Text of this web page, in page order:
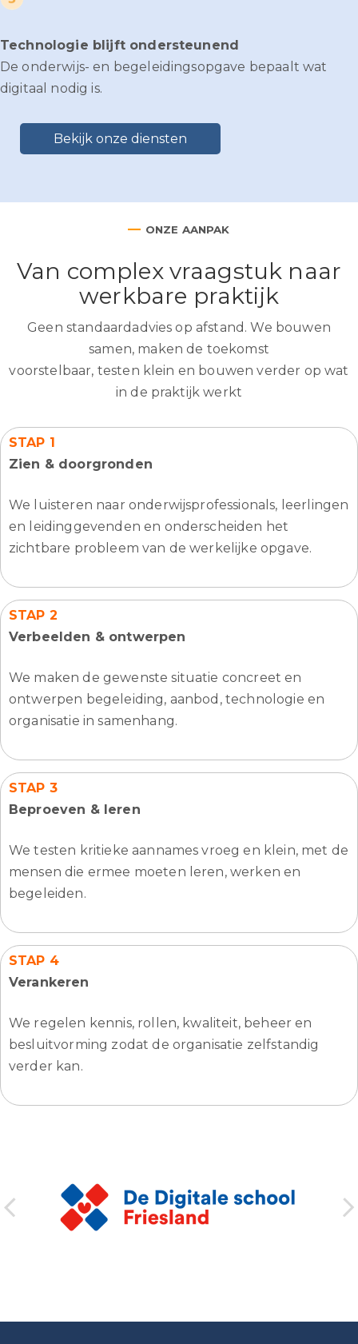
Technologie blijft ondersteunend
De onderwijs- en begeleidingsopgave bepaalt wat
digitaal nodig is.
Bekijk onze diensten
— ONZE AANPAK
Van complex vraagstuk naar
werkbare praktijk
Geen standaardadvies op afstand. We bouwen
samen, maken de toekomst
voorstelbaar, testen klein en bouwen verder op wat
in de praktijk werkt
STAP 1
Zien & doorgronden
We luisteren naar onderwijsprofessionals, leerlingen
en leidinggevenden en onderscheiden het
zichtbare probleem van de werkelijke opgave.
STAP 2
Verbeelden & ontwerpen
We maken de gewenste situatie concreet en
ontwerpen begeleiding, aanbod, technologie en
organisatie in samenhang.
STAP 3
Beproeven & leren
We testen kritieke aannames vroeg en klein, met de
mensen die ermee moeten leren, werken en
begeleiden.
STAP 4
Verankeren
We regelen kennis, rollen, kwaliteit, beheer en
besluitvorming zodat de organisatie zelfstandig
verder kan.